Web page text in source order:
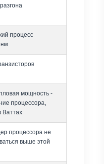
процесс
нм
мощность -
процессора,
Ваттах
процессора не
выше этой